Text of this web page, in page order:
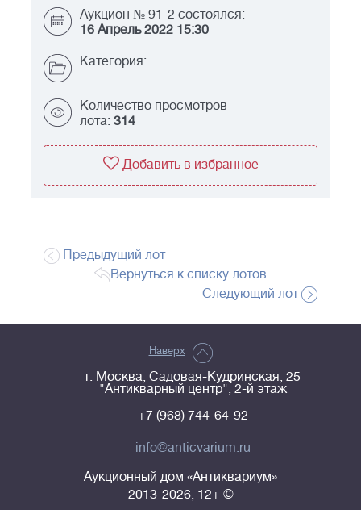
Аукцион № 91-2 состоялся:
16 Апрель 2022 15:30
Категория:
Количество просмотров
лота: 314
Добавить в избранное
Предыдущий лот
Вернуться к списку лотов
Следующий лот
Наверх
г. Москва, Садовая-Кудринская, 25
"Антикварный центр", 2-й этаж
+7 (968) 744-64-92
info@anticvarium.ru
Аукционный дом «Антиквариум»
2013-2026, 12+ ©